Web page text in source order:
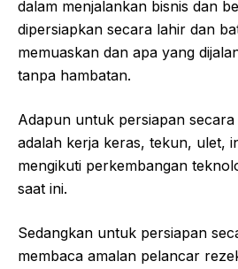
dalam menjalankan bisnis dan
dipersiapkan secara lahir dan
memuaskan dan apa yang
tanpa hambatan.
Adapun untuk persiapan
adalah kerja keras, tekun, ulet,
mengikuti perkembangan
saat ini.
Sedangkan untuk persiapan
membaca amalan pelancar